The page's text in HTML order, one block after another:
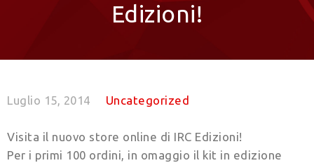
Edizioni!
Luglio 15, 2014 Uncategorized
Visita il nuovo store online di IRC Edizioni!
Per i primi 100 ordini, in omaggio il kit in edizione